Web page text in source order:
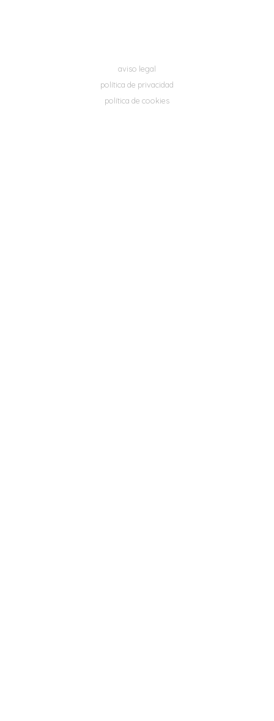
aviso legal
política de privacidad
política de cookies